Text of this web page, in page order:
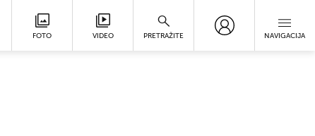
FOTO VIDEO PRETRAŽITE NAVIGACIJA